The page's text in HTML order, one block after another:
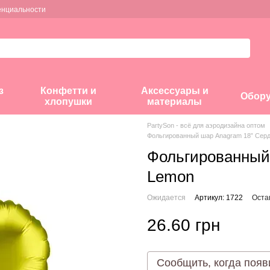
Конфетти и
хлопушки
Аксессуары и
материалы
PartySon - всё для аэродизайна оптом
Фольгированный шар Anagram 18”
Lemon
Ожидается Артикул: 1722
26.60 грн
Сообщить, когда